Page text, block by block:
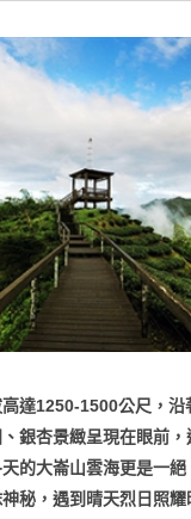
高達1250-1500公尺，
銀杏景緻呈現在眼前，
的大崙山雲海更是一
秘，遇到晴天烈日照